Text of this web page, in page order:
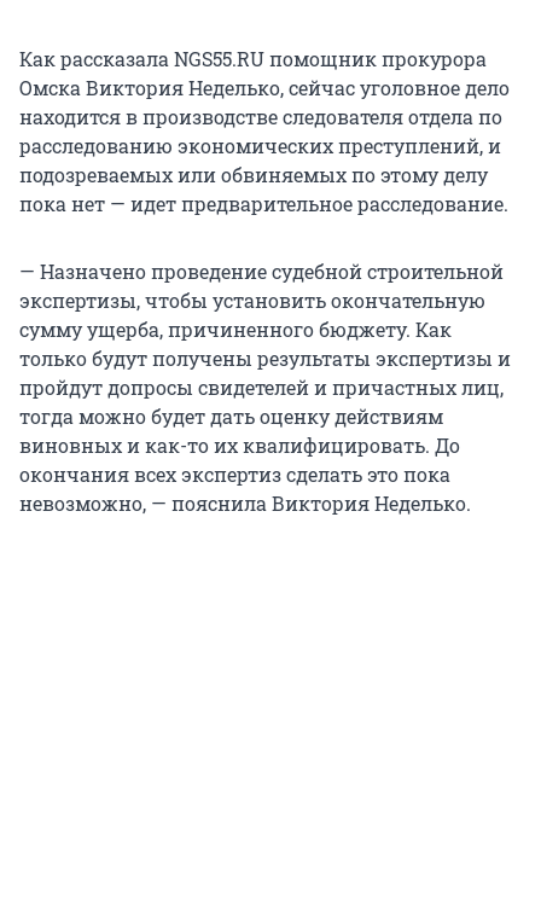
Как рассказала NGS55.RU помощник прокурора
Омска Виктория Неделько, сейчас уголовное дело
находится в производстве следователя отдела по
расследованию экономических преступлений, и
подозреваемых или обвиняемых по этому делу
пока нет — идет предварительное расследование.
— Назначено проведение судебной строительной
экспертизы, чтобы установить окончательную
сумму ущерба, причиненного бюджету. Как
только будут получены результаты экспертизы и
пройдут допросы свидетелей и причастных лиц,
тогда можно будет дать оценку действиям
виновных и как-то их квалифицировать. До
окончания всех экспертиз сделать это пока
невозможно, — пояснила Виктория Неделько.